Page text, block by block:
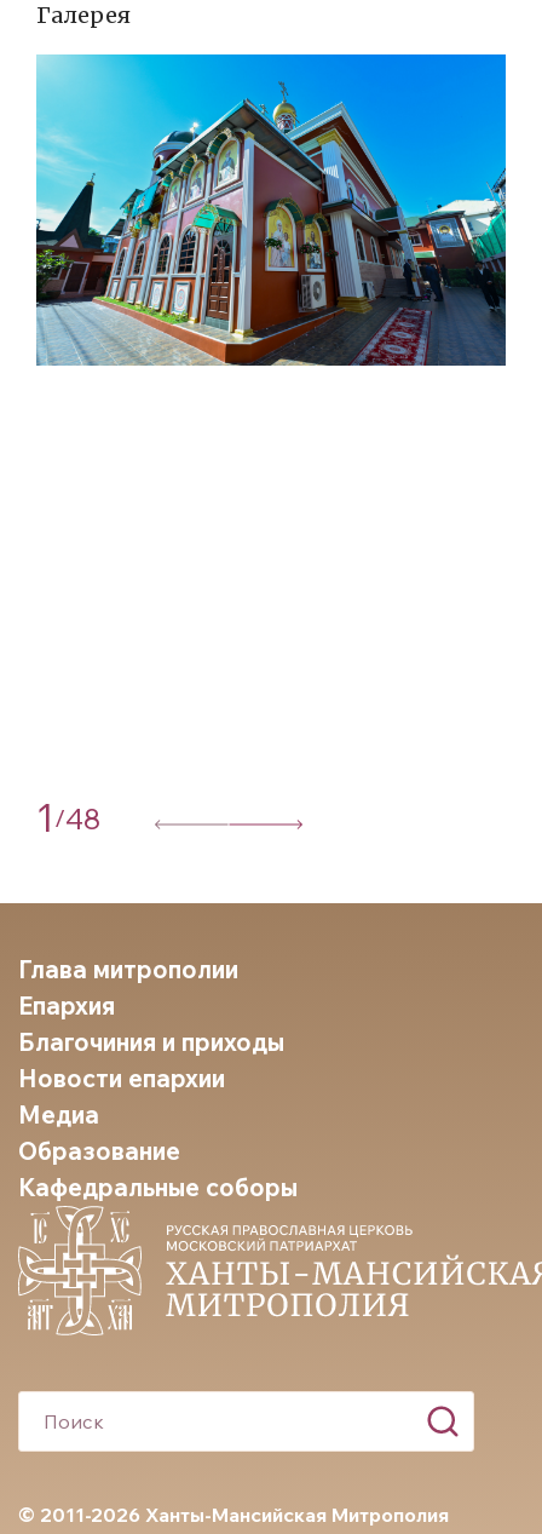
Галерея
1 /48
© 2011-2026 Ханты-Мансийская Митрополия
Глава митрополии
Епархия
Благочиния и приходы
Новости епархии
Медиа
Образование
Кафедральные соборы